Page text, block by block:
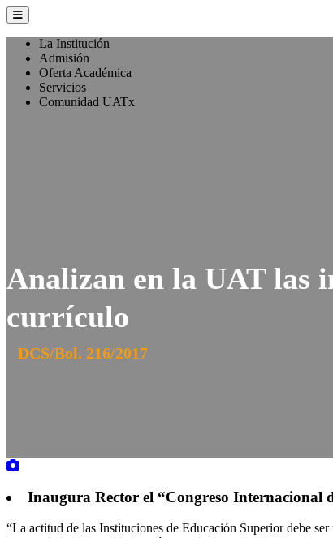
La Institución
Admisión
Oferta Académica
Servicios
Comunidad UATx
Analizan en la UAT las
currículo
DCS/Bol. 216/2017
Inaugura Rector el “Congreso Internacional
“La actitud de las Instituciones de Educación Superior debe